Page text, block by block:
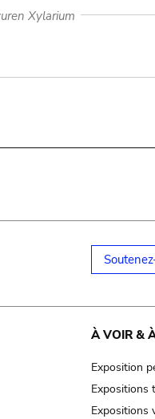
Xylarium
À VOIR &
Exposition
Expositions
Expositions